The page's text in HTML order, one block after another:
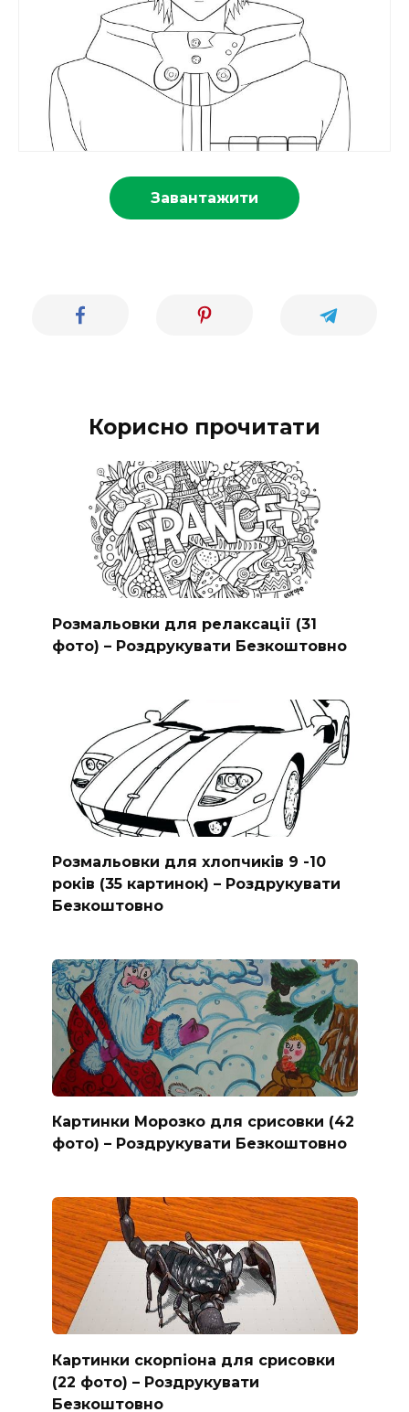
Завантажити
Корисно прочитати
Розмальовки для релаксації (31
фото) – Роздрукувати Безкоштовно
Розмальовки для хлопчиків 9 -10
років (35 картинок) – Роздрукувати
Безкоштовно
Картинки Морозко для срисовки (42
фото) – Роздрукувати Безкоштовно
Картинки скорпіона для срисовки
(22 фото) – Роздрукувати
Безкоштовно